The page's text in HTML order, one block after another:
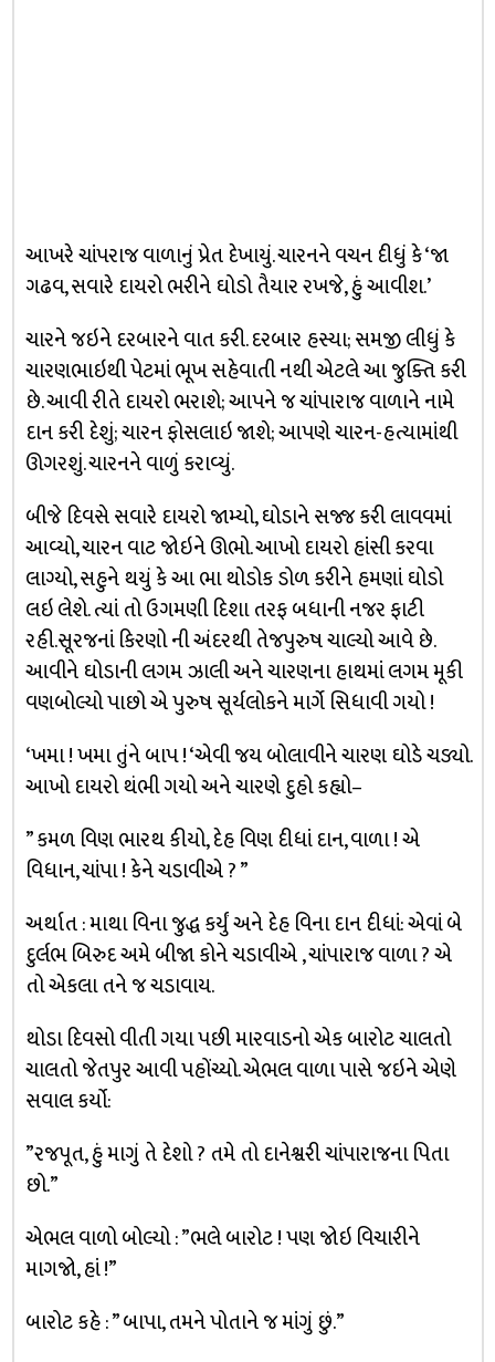
આખરે ચાંપરાજ વાળાનું પ્રેત દેખાયું. ચારનને વચન દીધું કે ‘જા
ગઢવ, સવારે દાયરો ભરીને ઘોડો તૈયાર રખજે, હું આવીશ.’
ચારને જઇને દરબારને વાત કરી. દરબાર હસ્યા; સમજી લીધું કે
ચારણભાઇથી પેટમાં ભૂખ સહેવાતી નથી એટલે આ જુક્તિ કરી
છે. આવી રીતે દાયરો ભરાશે; આપને જ ચાંપારાજ વાળાને નામે
દાન કરી દેશું; ચારન ફોસલાઇ જાશે; આપણે ચારન-હત્યામાંથી
ઊગરશું. ચારનને વાળું કરાવ્યું.
બીજે દિવસે સવારે દાયરો જામ્યો, ઘોડાને સજ્જ કરી લાવવમાં
આવ્યો, ચારન વાટ જોઇને ઊભો. આખો દાયરો હાંસી કરવા
લાગ્યો, સહુને થયું કે આ ભા થોડોક ડોળ કરીને હમણાં ઘોડો
લઇ લેશે. ત્યાં તો ઉગમણી દિશા તરફ બધાની નજર ફાટી
રહી.સૂરજનાં કિરણો ની અંદરથી તેજપુરુષ ચાલ્યો આવે છે.
આવીને ઘોડાની લગમ ઝાલી અને ચારણના હાથમાં લગમ મૂકી
વણબોલ્યો પાછો એ પુરુષ સૂર્યલોકને માર્ગે સિધાવી ગયો !
‘ખમા ! ખમા તુંને બાપ ! ‘એવી જય બોલાવીને ચારણ ઘોડે ચડ્યો.
આખો દાયરો થંભી ગયો અને ચારણે દુહો કહ્યો–
” કમળ વિણ ભારથ કીયો, દેહ વિણ દીધાં દાન, વાળા ! એ
વિધાન, ચાંપા ! કેને ચડાવીએ ? ”
અર્થાત : માથા વિના જુદ્ધ કર્યું અને દેહ વિના દાન દીધાં: એવાં બે
દુર્લભ બિરુદ અમે બીજા કોને ચડાવીએ , ચાંપારાજ વાળા ? એ
તો એકલા તને જ ચડાવાય.
થોડા દિવસો વીતી ગયા પછી મારવાડનો એક બારોટ ચાલતો
ચાલતો જેતપુર આવી પહોંચ્યો. એભલ વાળા પાસે જઇને એણે
સવાલ કર્યો:
”રજપૂત, હું માગું તે દેશો ? તમે તો દાનેશ્વરી ચાંપારાજના પિતા
છો.”
એભલ વાળો બોલ્યો : ”ભલે બારોટ ! પણ જોઇ વિચારીને
માગજો, હાં !”
બારોટ કહે : ” બાપા, તમને પોતાને જ માંગું છું.”